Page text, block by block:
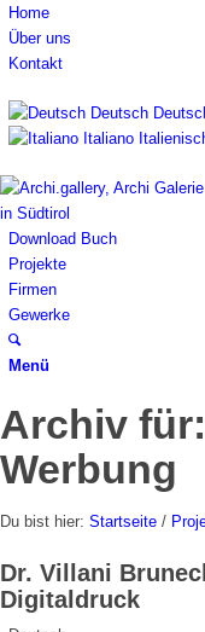
Home
Über uns
Kontakt
Deutsch
Italiano
Download Buch
Projekte
Firmen
Gewerke
Menü
Archiv
Werbung
Du bist hier: Startseite /
Dr. Villani
Digitaldruck